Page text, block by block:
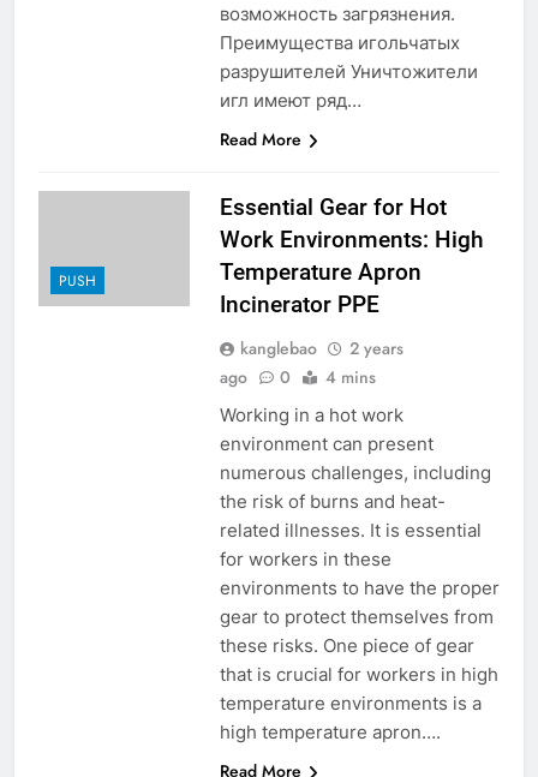
возможность загрязнения.
Преимущества игольчатых
разрушителей Уничтожители
игл имеют ряд…
Read More
PUSH
Essential Gear for Hot
Work Environments: High
Temperature Apron
Incinerator PPE
kanglebao
2 years
ago
0 4 mins
Working in a hot work
environment can present
numerous challenges, including
the risk of burns and heat-
related illnesses. It is essential
for workers in these
environments to have the proper
gear to protect themselves from
these risks. One piece of gear
that is crucial for workers in high
temperature environments is a
high temperature apron….
Read More